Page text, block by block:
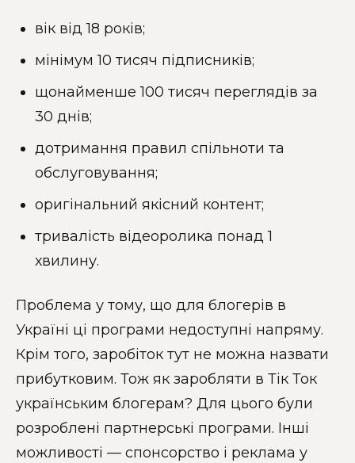
вік від 18 років;
мінімум 10 тисяч підписників;
щонайменше 100 тисяч переглядів за
30 днів;
дотримання правил спільноти та
обслуговування;
оригінальний якісний контент;
тривалість відеоролика понад 1
хвилину.
Проблема у тому, що для блогерів в
Україні ці програми недоступні напряму.
Крім того, заробіток тут не можна назвати
прибутковим. Тож як заробляти в Тік Ток
українським блогерам? Для цього були
розроблені партнерські програми. Інші
можливості — спонсорство і реклама у